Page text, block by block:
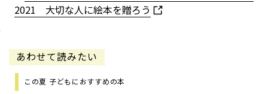
2021 大切な人に絵本を贈ろう
あわせて読みたい
この夏 子どもにおすすめの本